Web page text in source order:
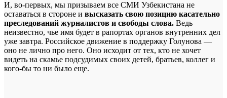
И, во-первых, мы призываем все СМИ Узбекистана не
оставаться в стороне и высказать свою позицию касательно
преследований журналистов и свободы слова. Ведь
неизвестно, чье имя будет в рапортах органов внутренних дел
уже завтра. Российское движение в поддержку Голунова —
оно не лично про него. Оно исходит от тех, кто не хочет
видеть на скамье подсудимых своих детей, братьев, коллег и
кого-бы то ни было еще.